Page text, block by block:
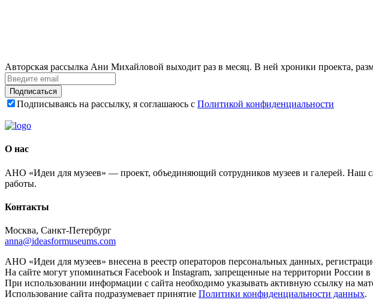
Авторская рассылка Ани Михайловой выходит раз в месяц. В ней хроники проекта,
Подписаться
Подписываясь на рассылку, я соглашаюсь с Политикой конфиденциальности
О нас
АНО «Идеи для музеев» — проект, объединяющий сотрудников музеев и галерей. Наш
работы.
Контакты
Москва, Санкт-Петербург
anna@ideasformuseums.com
АНО «Идеи для музеев» внесена в реестр операторов персональных данных,
На сайте могут упоминаться Facebook и Instagram, запрещенные на территории России
При использовании информации с сайта необходимо указывать активную ссылку на
Использование сайта подразумевает принятие Политики конфиденциальности данных.